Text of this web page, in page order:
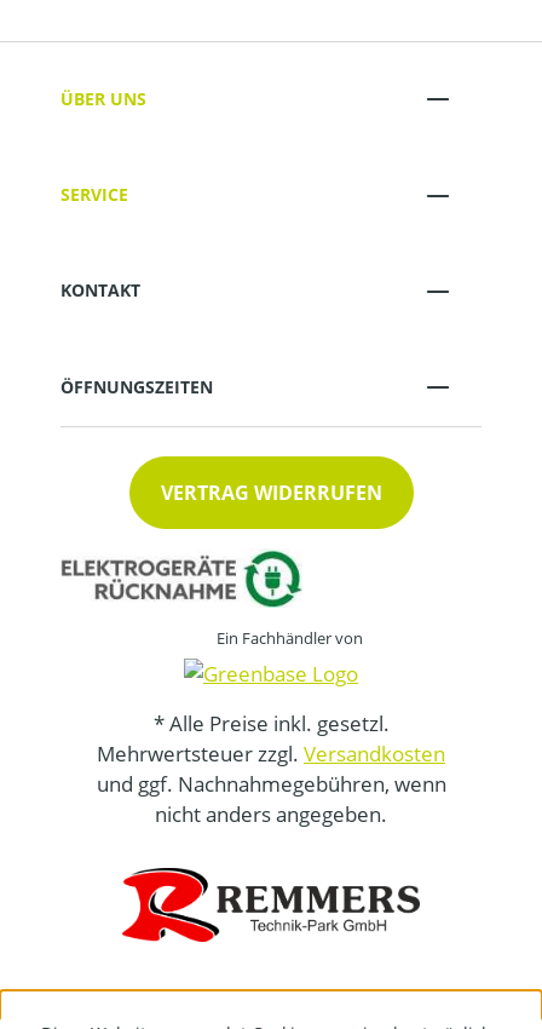
ÜBER UNS
SERVICE
KONTAKT
ÖFFNUNGSZEITEN
VERTRAG WIDERRUFEN
Ein Fachhändler von
* Alle Preise inkl. gesetzl.
Mehrwertsteuer zzgl. Versandkosten
und ggf. Nachnahmegebühren, wenn
nicht anders angegeben.